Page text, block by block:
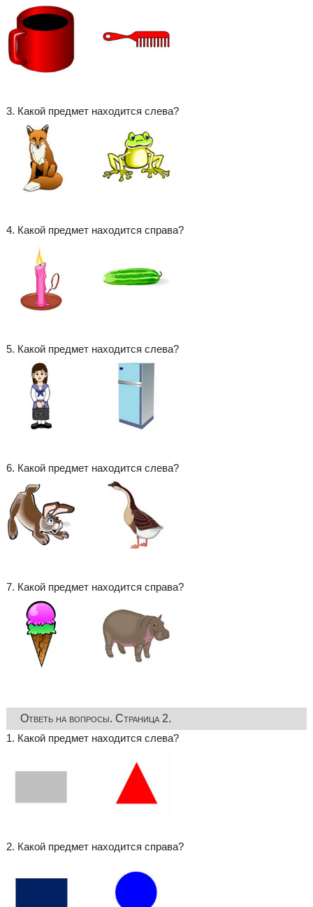
3. Какой предмет находится слева?
4. Какой предмет находится справа?
5. Какой предмет находится слева?
6. Какой предмет находится слева?
7. Какой предмет находится справа?
Ответь на вопросы. Страница 2.
1. Какой предмет находится слева?
2. Какой предмет находится справа?